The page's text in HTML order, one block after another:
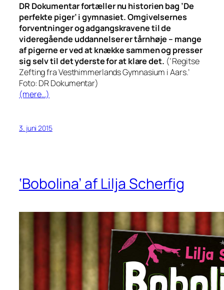
DR Dokumentar fortæller nu historien bag ’De
perfekte piger’ i gymnasiet. Omgivelsernes
forventninger og adgangskravene til de
videregående uddannelser er tårnhøje – mange
af pigerne er ved at knække sammen og presser
sig selv til det yderste for at klare det. (‘ Regitse
Zefting fra Vesthimmerlands Gymnasium i Aars.’
Foto: DR Dokumentar)
(mere…)
3. juni 2015
‘Bobolina’ af Lilja Scherfig